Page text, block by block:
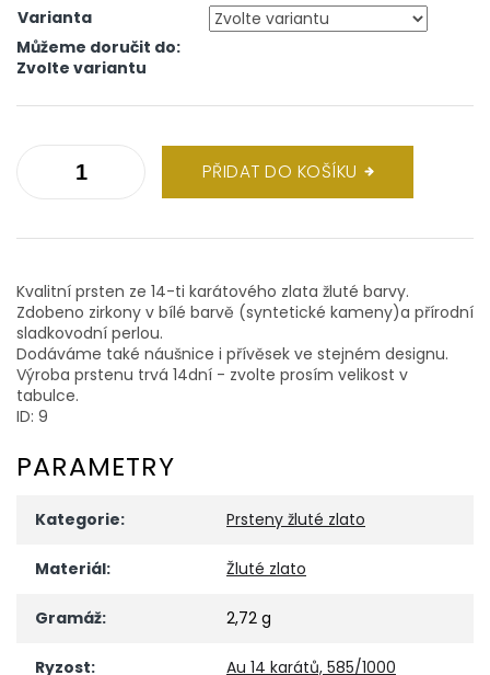
cena:
Varianta
Můžeme doručit do:
Zvolte variantu
PŘIDAT DO KOŠÍKU
Kvalitní prsten ze 14-ti karátového zlata žluté barvy.
Zdobeno zirkony v bílé barvě (syntetické kameny)a přírodní
sladkovodní perlou.
Dodáváme také náušnice i přívěsek ve stejném designu.
Výroba prstenu trvá 14dní - zvolte prosím velikost v
tabulce.
ID: 9
PARAMETRY
Kategorie: Prsteny žluté zlato
Materiál: Žluté zlato
Gramáž: 2,72 g
Ryzost: Au 14 karátů, 585/1000